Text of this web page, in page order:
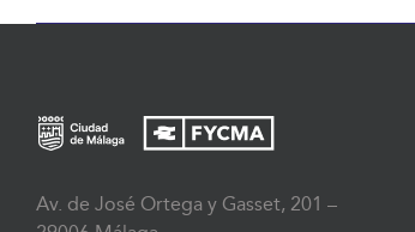
Av. de José Ortega y Gasset, 201 –